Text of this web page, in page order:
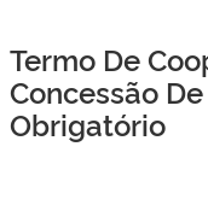
Termo De
Concessão
Obrigatório